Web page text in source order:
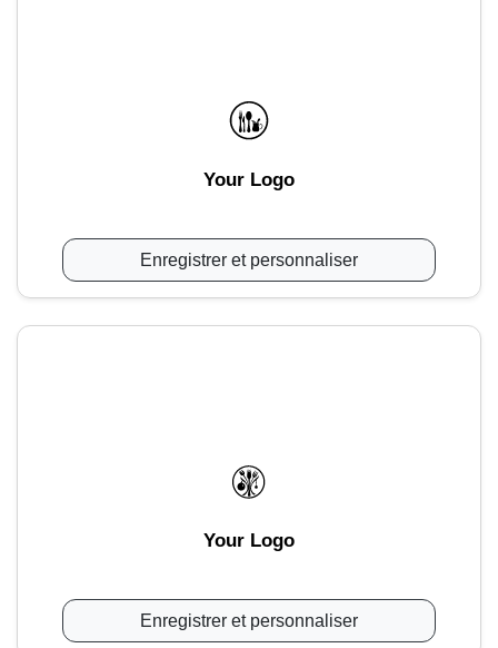
Your Logo
Enregistrer et personnaliser
Your Logo
Enregistrer et personnaliser